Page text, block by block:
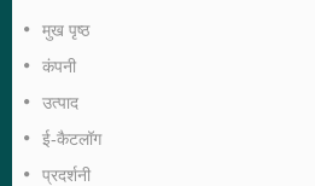
मुख पृष्ठ
कंपनी
उत्पाद
ई-कैटलॉग
प्रदर्शनी